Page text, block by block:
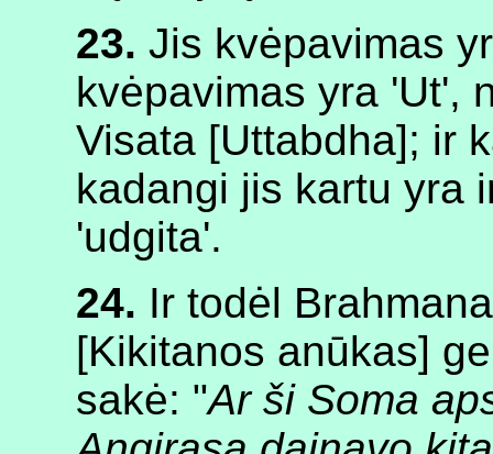
23. Jis kvėpavimas
kvėpavimas yra 'Ut',
Visata [Uttabdha]; ir
kadangi jis kartu yra
'udgita'.
24. Ir todėl
[Kikitanos anūkas]
sakė: "Ar ši Soma